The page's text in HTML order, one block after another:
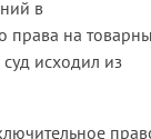
в
права на
исходил из